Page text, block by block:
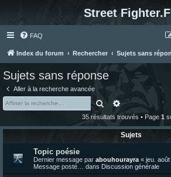
Street
FAQ
Index du forum Rechercher Sujets sans
Sujets sans réponse
Aller à la recherche avancée
Rechercher
Recherche
35 résultats trouvés • Page 1
Sujets
Topic poésie
Dernier message par abouhourayra « jeu.
Message posté… dans Discussion générale